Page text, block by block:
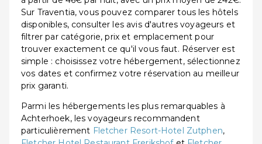
Sur Traventia, vous pouvez comparer tous les hôtels
disponibles, consulter les avis d'autres voyageurs et
filtrer par catégorie, prix et emplacement pour
trouver exactement ce qu'il vous faut. Réserver est
simple : choisissez votre hébergement, sélectionnez
vos dates et confirmez votre réservation au meilleur
prix garanti.
Parmi les hébergements les plus remarquables à
Achterhoek, les voyageurs recommandent
particulièrement Fletcher Resort-Hotel Zutphen,